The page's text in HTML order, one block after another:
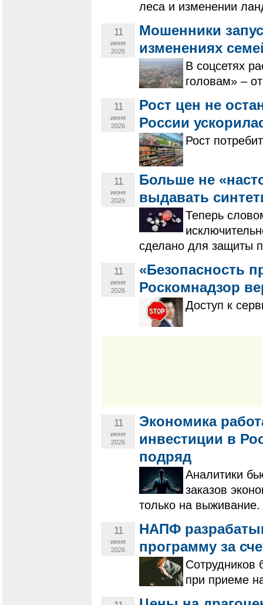
леса и изменении
11
июня
2026
Мошенники
изменениях
В соцсетях
головам» –
11
июня
2026
Рост цен не
России
Рост
11
июня
2026
Больше не
выдавать
Теперь
сделано для защиты
11
июня
2026
«Безопасность
Роскомнадзор
Доступ к
11
июня
2026
Экономика
инвестиции в
подряд
Аналитики
заказов
только на выживание.
11
июня
2026
НАПФ
программу за
Сотрудников
при приеме